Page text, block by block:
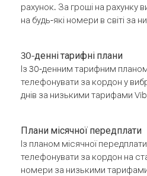
рахунок. За гроші на рахунку
на будь-які номери в світі за
30-денні тарифні плани
Із 30-денним тарифним
телефонувати за кордон у
днів за низькими тарифами
Плани місячної передплати
Із планом місячної
телефонувати за кордон на
номери за низькими тарифами